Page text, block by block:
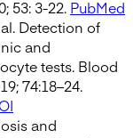
53: 3-22. PubMed
Detection of
and
tests. Blood
74:18–24.
and